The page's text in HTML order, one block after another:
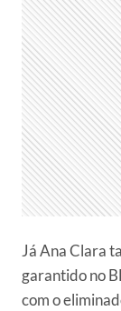
Já Ana Clara
garantido no
com o